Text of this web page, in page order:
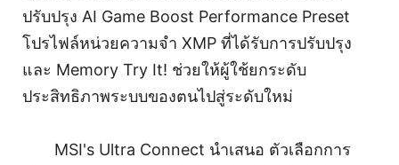
ปรับปรุง AI Game Boost Performance Preset
โปรไฟล์หน่วยความจำ XMP ที่ได้รับการปรับปรุง
และ Memory Try It! ช่วยให้ผู้ใช้ยกระดับ
ประสิทธิภาพระบบของตนไปสู่ระดับใหม่
MSI's Ultra Connect นำเสนอ ตัวเลือกการ